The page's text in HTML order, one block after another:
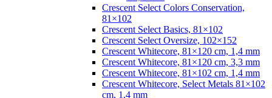
Crescent Select Colors Conservation,
81×102
Crescent Select Basics, 81×102
Crescent Select Oversize, 102×152
Crescent Whitecore, 81×120 cm, 1,4 mm
Crescent Whitecore, 81×120 cm, 3,3 mm
Crescent Whitecore, 81×102 cm, 1,4 mm
Crescent Whitecore, Select Metals 81×102
cm, 1,4 mm